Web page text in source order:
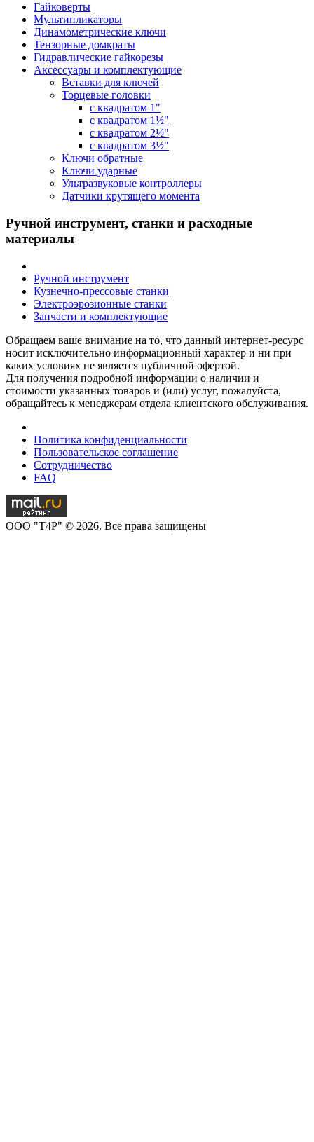
Гайковёрты
Мультипликаторы
Динамометрические ключи
Тензорные домкраты
Гидравлические гайкорезы
Аксессуары и комплектующие
Вставки для ключей
Торцевые головки
с квадратом 1"
с квадратом 1½"
с квадратом 2½"
с квадратом 3½"
Ключи обратные
Ключи ударные
Ультразвуковые контроллеры
Датчики крутящего момента
Ручной инструмент, станки и расходные
материалы
Ручной инструмент
Кузнечно-прессовые станки
Электроэрозионные станки
Запчасти и комплектующие
Обращаем ваше внимание на то, что данный интернет-ресурс
носит исключительно информационный характер и ни при
каких условиях не является публичной офертой.
Для получения подробной информации о наличии и
стоимости указанных товаров и (или) услуг, пожалуйста,
обращайтесь к менеджерам отдела клиентского обслуживания.
Политика конфиденциальности
Пользовательское соглашение
Сотрудничество
FAQ
OOO "T4P" © 2026. Все права защищены